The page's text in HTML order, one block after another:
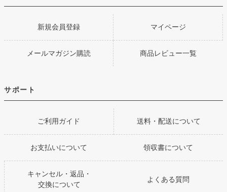
新規会員登録 マイページ
メールマガジン購読 商品レビュー一覧
サポート
ご利用ガイド 送料・配送について
お支払いについて 領収書について
キャンセル・返品・
交換について
よくある質問